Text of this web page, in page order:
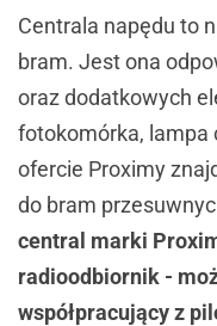
Centrala napędu to
bram. Jest ona
oraz dodatkowych
fotokomórka, lampa
ofercie Proximy
do bram
central marki
radioodbiornik -
współpracujący z